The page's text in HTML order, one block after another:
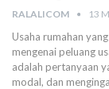
RALALICOM 13
Usaha rumahan
mengenai peluang
adalah pertanyaan
modal, dan